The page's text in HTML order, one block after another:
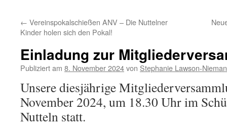
springen
← Vereinspokalschießen ANV – Die Nuttelner
Kinder holen sich den Pokal!
Einladung zur
Publiziert am 8. November 2024von Stephanie Lawson-
Unsere diesjährige
November 2024, um 18.30 Uhr im
Nutteln statt.